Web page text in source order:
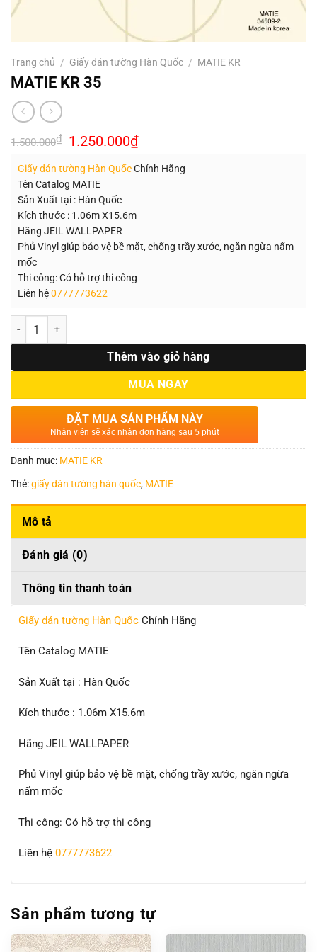
Trang chủ / Giấy dán tường Hàn Quốc / MATIE KR
MATIE KR 35
1.500.000₫ Giá
gốc
1.500.000₫.
1.250.000₫Giá
hiện
là:
Giấy dán tường Hàn QuốcChính Hãng
Tên Catalog MATIE
Sản Xuất tại : Hàn Quốc
Kích thước : 1.06m X15.6m
Hãng JEIL WALLPAPER
Phủ Vinyl giúp bảo vệ bề mặt, chống trầy xước, ngăn ngừa nấm
mốc
Thi công: Có hỗ trợ thi công
Liên hệ0777773622
Số lượng
Thêm vào giỏ hàng
MUA NGAY
ĐẶT MUA SẢN PHẨM NÀY
Nhân viên sẽ xác nhận đơn hàng sau 5 phút
Danh mục: MATIE KR
Thẻ:giấy dán tường hàn quốc, MATIE
Mô tả
Đánh giá (0)
Thông tin thanh toán
Giấy dán tường Hàn Quốc Chính Hãng
Tên Catalog MATIE
Sản Xuất tại : Hàn Quốc
Kích thước : 1.06m X15.6m
Hãng JEIL WALLPAPER
Phủ Vinyl giúp bảo vệ bề mặt, chống trầy xước, ngăn ngừa
nấm mốc
Thi công: Có hỗ trợ thi công
Liên hệ 0777773622
Sản phẩm tương tự